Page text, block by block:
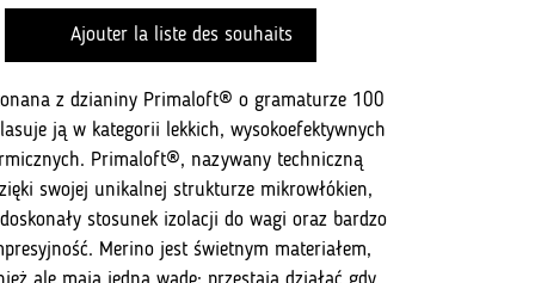
Ajouter la liste des souhaits
z dzianiny Primaloft® o gramaturze 100
ją w kategorii lekkich, wysokoefektywnych
Primaloft®, nazywany techniczną
swojej unikalnej strukturze mikrowłókien,
stosunek izolacji do wagi oraz bardzo
Merino jest świetnym materiałem,